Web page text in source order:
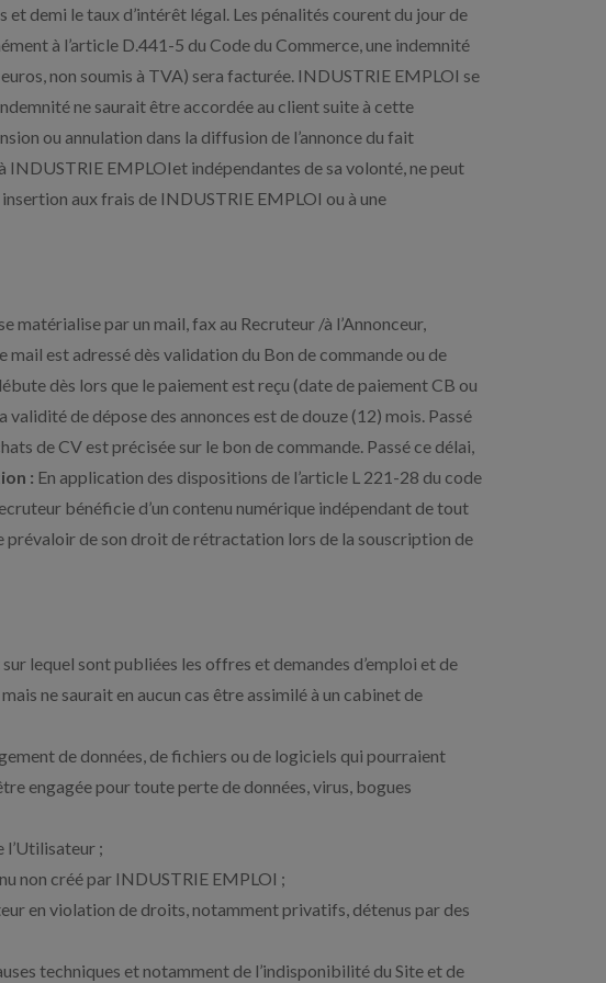
et demi le taux d’intérêt légal. Les pénalités courent du jour de
à l’article D.441-5 du Code du Commerce, une indemnité
non soumis à TVA) sera facturée. INDUSTRIE EMPLOI se
ne saurait être accordée au client suite à cette
ou annulation dans la diffusion de l’annonce du fait
EMPLOIet indépendantes de sa volonté, ne peut
aux frais de INDUSTRIE EMPLOI ou à une
matérialise par un mail, fax au Recruteur /à l’Annonceur,
est adressé dès validation du Bon de commande ou de
dès lors que le paiement est reçu (date de paiement CB ou
de dépose des annonces est de douze (12) mois. Passé
de CV est précisée sur le bon de commande. Passé ce délai,
: En application des dispositions de l’article L 221-28 du code
bénéficie d’un contenu numérique indépendant de tout
prévaloir de son droit de rétractation lors de la souscription de
lequel sont publiées les offres et demandes d’emploi et de
ne saurait en aucun cas être assimilé à un cabinet de
de données, de fichiers ou de logiciels qui pourraient
engagée pour toute perte de données, virus, bogues
l’Utilisateur ;
non créé par INDUSTRIE EMPLOI ;
en violation de droits, notamment privatifs, détenus par des
techniques et notamment de l’indisponibilité du Site et de